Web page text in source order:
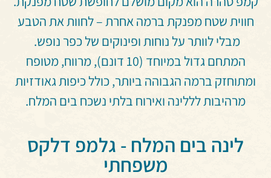
חווית שטח מפנקת ברמה אחרת – לחוות את הטבע
מבלי לוותר על נוחות ופינוקים של כפר נופש.
המתחם גדול במיוחד (10 דונם), מרווח, מטופח
ומתוחזק ברמה הגבוהה ביותר,כולל כיפות גאודזיות
מרהיבות לללינה ואירוח בלתי נשכח בים המלח.
לינה בים המלח - גלמפ דלקס
משפחתי